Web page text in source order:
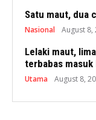
Satu maut, dua
Nasional August 8,
Lelaki maut,
terbabas masuk
Utama August 8,